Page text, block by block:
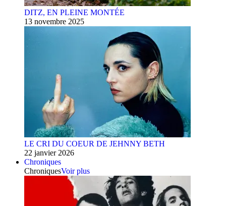
DITZ, EN PLEINE MONTÉE
13 novembre 2025
LE CRI DU COEUR DE JEHNNY BETH
22 janvier 2026
Chroniques
ChroniquesVoir plus